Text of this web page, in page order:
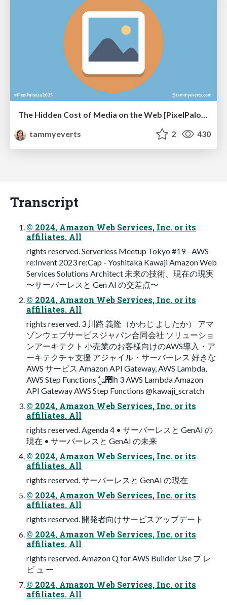
tammyeverts
2 430
Transcript
© 2024, Amazon Web Services, Inc. or its
affiliates. All
rights reserved. Serverless Meetup Tokyo #19 - AWS
re:Invent 2023 re:Cap - Yoshitaka Kawaji Amazon Web
Services Solutions Architect 未来の技術、現在の現実
〜サーバーレスと Gen AI の交差点〜
© 2024, Amazon Web Services, Inc. or its
affiliates. All
rights reserved. 3 川路 義隆（かわじ よしたか） アマ
ゾンウェブサービスジャパン合同会社 ソリューショ
ンアーキテクト ⼩売業のお客様向けのAWS導⼊・ア
ーキテクチャ⽀援 アジャイル・サーバーレス 好きな
AWS サービス Amazon API Gateway, AWS Lambda,
AWS Step Functions ࣗݾ঺հ 3 AWS Lambda Amazon
API Gateway AWS Step Functions @kawaji_scratch
© 2024, Amazon Web Services, Inc. or its
affiliates. All
rights reserved. Agenda 4 • サーバーレスと GenAI の
現在 • サーバーレスと GenAI の未来
© 2024, Amazon Web Services, Inc. or its
affiliates. All
rights reserved. サーバーレスと GenAI の現在
© 2024, Amazon Web Services, Inc. or its
affiliates. All
rights reserved. 開発者向けサービスアップデート
© 2024, Amazon Web Services, Inc. or its
affiliates. All
rights reserved. Amazon Q for AWS Builder Use プ レ
ビ ュ ー
© 2024, Amazon Web Services, Inc. or its
affiliates. All